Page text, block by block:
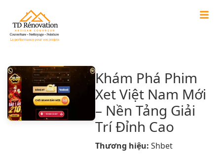
Khám Phá Phim
Xet Việt Nam Mới
– Nền Tảng Giải
Trí Đỉnh Cao
Thương hiệu: Shbet